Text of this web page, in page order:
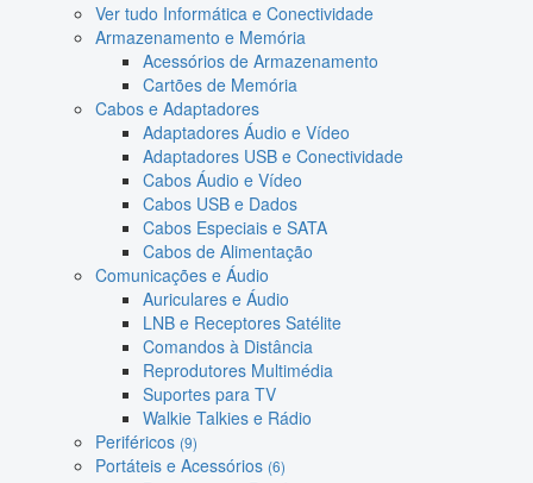
Ver tudo Informática e Conectividade
Armazenamento e Memória
Acessórios de Armazenamento
Cartões de Memória
Cabos e Adaptadores
Adaptadores Áudio e Vídeo
Adaptadores USB e Conectividade
Cabos Áudio e Vídeo
Cabos USB e Dados
Cabos Especiais e SATA
Cabos de Alimentação
Comunicações e Áudio
Auriculares e Áudio
LNB e Receptores Satélite
Comandos à Distância
Reprodutores Multimédia
Suportes para TV
Walkie Talkies e Rádio
Periféricos (9)
Portáteis e Acessórios (6)